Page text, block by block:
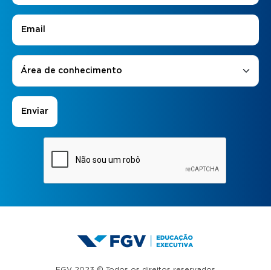
E-mail
Áreas de Interesse
Área de conhecimento